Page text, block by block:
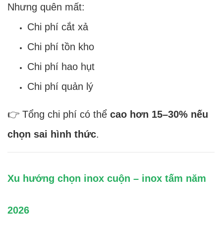
Nhưng quên mất:
Chi phí cắt xả
Chi phí tồn kho
Chi phí hao hụt
Chi phí quản lý
👉 Tổng chi phí có thể cao hơn 15–30% nếu
chọn sai hình thức.
Xu hướng chọn inox cuộn – inox tấm năm
2026